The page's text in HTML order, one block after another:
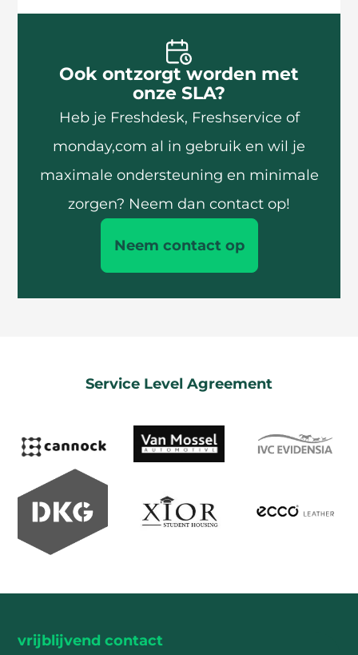
Ook ontzorgt worden met
onze SLA?
Heb je Freshdesk, Freshservice of
monday,com al in gebruik en wil je
maximale ondersteuning en minimale
zorgen? Neem dan contact op!
Neem contact op
Service Level Agreement
vrijblijvend contact